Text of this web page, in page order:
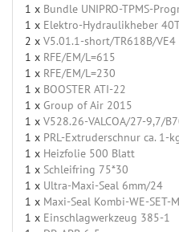
1 x Bundle UNIPRO-TPMS-
1 x Elektro-Hydraulikheber
2 x V5.01.1-short/TR618B/VE4
1 x RFE/EM/L=615
1 x RFE/EM/L=230
1 x BOOSTER ATI-22
1 x Group of Air 2015
1 x V528.26-VALCOA/27-9,7/
1 x PRL-Extruderschnur ca. 1-
1 x Heizfolie 500 Blatt
1 x Schleifring 75*30
1 x Ultra-Maxi-Seal 6mm/24
1 x Maxi-Seal Kombi-WE-SET-
1 x Einschlagwerkzeug 385-1